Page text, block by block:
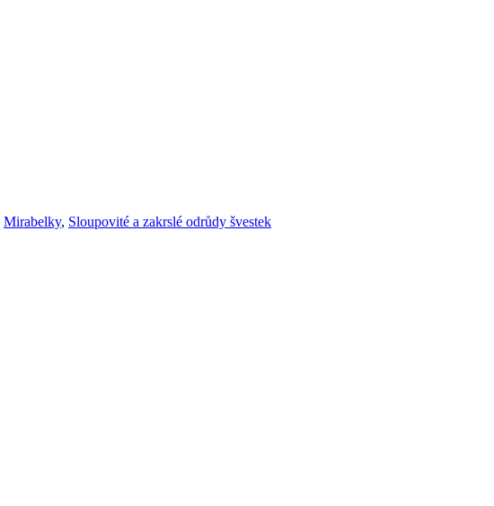
Mirabelky, Sloupovité a zakrslé odrůdy švestek